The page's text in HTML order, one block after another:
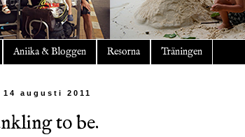
Aniika & Bloggen Resorna Träningen
14 augusti 2011
to be.